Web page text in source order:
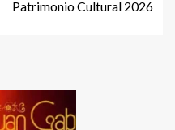
Patrimonio Cultural 2026